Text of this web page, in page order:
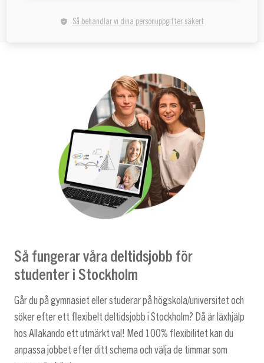
Så behandlar vi dina personuppgifter säkert
Så fungerar våra deltidsjobb för
studenter i Stockholm
Går du på gymnasiet eller studerar på högskola/universitet och
söker efter ett flexibelt deltidsjobb i Stockholm? Då är läxhjälp
hos Allakando ett utmärkt val! Med 100% flexibilitet kan du
anpassa jobbet efter ditt schema och välja de timmar som